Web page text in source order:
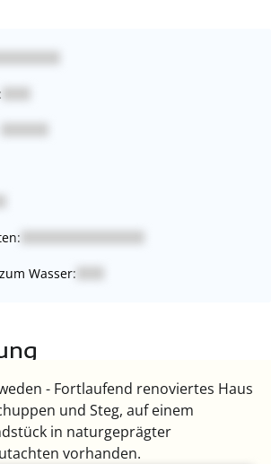
Wasser:
- Fortlaufend renoviertes Haus
und Steg, auf einem
in naturgeprägter
vorhanden.